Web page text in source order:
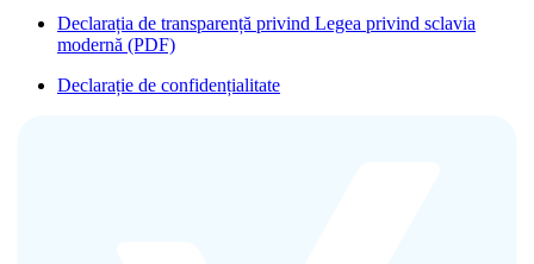
Declarația de transparență privind Legea privind sclavia
modernă (PDF)
Declarație de confidențialitate